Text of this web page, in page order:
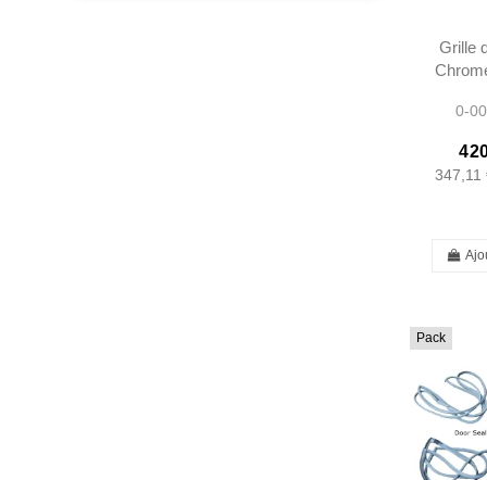
Grille
0-
347,11
Pack